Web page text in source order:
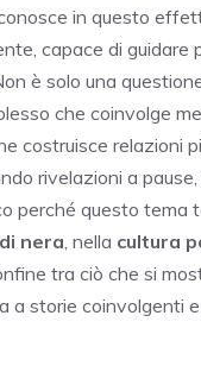
in questo
capace di guidare
è solo una
che coinvolge
costruisce relazioni
rivelazioni a
perché questo tema
nera , nella cultura
tra ciò che si
a storie coinvolgenti